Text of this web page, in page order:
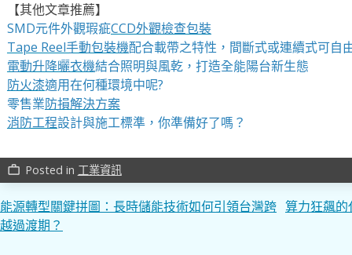
【其他文章推薦】
SMD元件外觀瑕疵CCD外觀檢查包裝
Tape Reel手動包裝機配合載帶之特性，間斷式或連續式可自
電動升降曬衣機結合照明與風乾，打造全能陽台新生態
防火漆適用在何種環境中呢?
零售業防損解決方案
消防工程設計與施工標準，你準備好了嗎？
work_outline Posted in 工業資訊
文
章
能源轉型關鍵拼圖：長時儲能技術如何引領台灣跨
越過渡期？
算力狂飆